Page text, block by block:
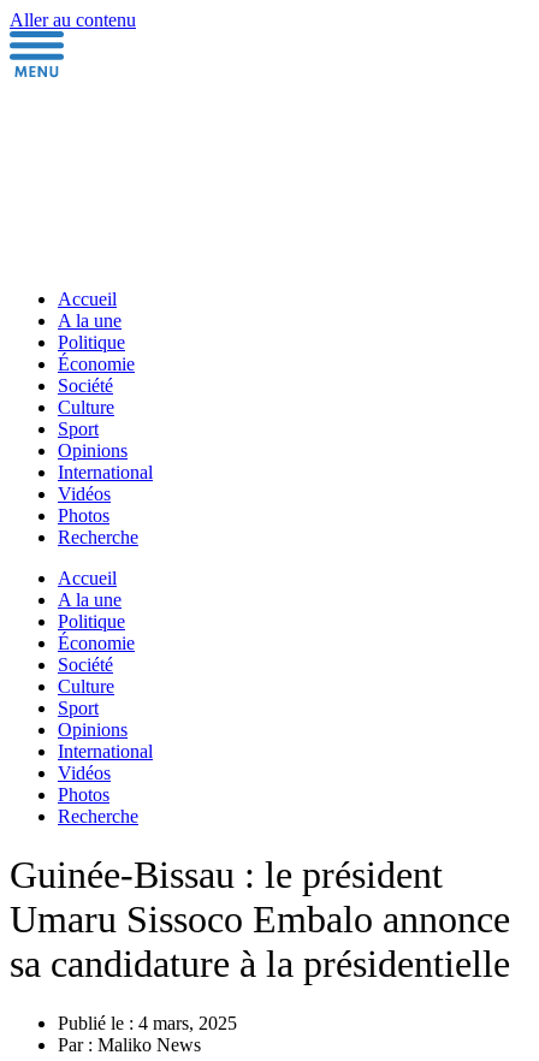
Aller au contenu
Accueil
A la une
Politique
Économie
Société
Culture
Sport
Opinions
International
Vidéos
Photos
Recherche
Accueil
A la une
Politique
Économie
Société
Culture
Sport
Opinions
International
Vidéos
Photos
Recherche
Guinée-Bissau : le président
Umaru Sissoco Embalo annonce
sa candidature à la présidentielle
Publié le : 4 mars, 2025
Par : Maliko News